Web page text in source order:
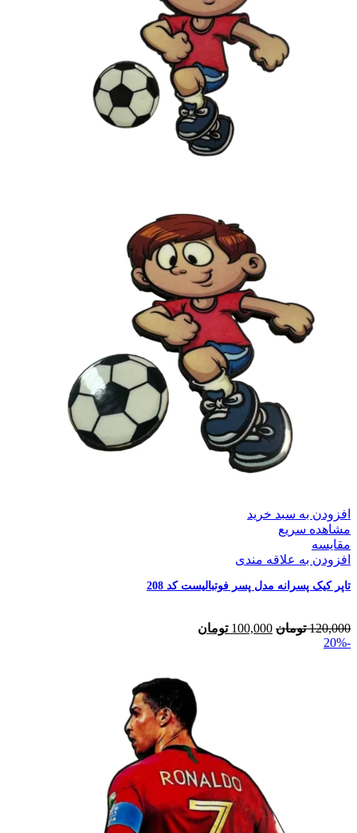
افزودن به سبد خرید
مشاهده سریع
مقایسه
افزودن به علاقه مندی
تاپر کیک پسرانه مدل پسر فوتبالیست کد 208
120,000 تومان 100,000 تومان
-20%